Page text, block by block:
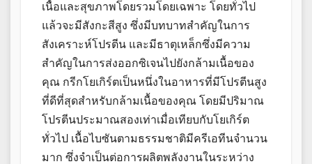
เนื้อและสุขภาพโดยรวมโดยเฉพาะ โดยทั่วไป
แล้วจะมีสังกะสีสูง ซึ่งมีบทบาทสำคัญในการ
สังเคราะห์โปรตีน และมีธาตุเหล็กซึ่งมีความ
สำคัญในการส่งออกซิเจนไปยังกล้ามเนื้อของ
คุณ กรีกโยเกิร์ตเป็นหนึ่งในอาหารที่มีโปรตีนสูง
ที่ดีที่สุดสำหรับกล้ามเนื้อของคุณ โดยมีปริมาณ
โปรตีนประมาณสองเท่าเมื่อเทียบกับโยเกิร์ต
ทั่วไป เนื้อไบซันตามธรรมชาติมีครีเอทีนจำนวน
มาก ซึ่งจำเป็นต่อการผลิตพลังงานในระหว่าง